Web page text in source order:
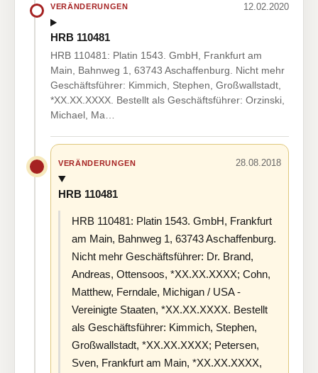
VERÄNDERUNGEN 12.02.2020
HRB 110481
HRB 110481: Platin 1543. GmbH, Frankfurt am
Main, Bahnweg 1, 63743 Aschaffenburg. Nicht mehr
Geschäftsführer: Kimmich, Stephen, Großwallstadt,
*XX.XX.XXXX. Bestellt als Geschäftsführer: Orzinski,
Michael, Ma…
VERÄNDERUNGEN 28.08.2018
HRB 110481
HRB 110481: Platin 1543. GmbH, Frankfurt
am Main, Bahnweg 1, 63743 Aschaffenburg.
Nicht mehr Geschäftsführer: Dr. Brand,
Andreas, Ottensoos, *XX.XX.XXXX; Cohn,
Matthew, Ferndale, Michigan / USA -
Vereinigte Staaten, *XX.XX.XXXX. Bestellt
als Geschäftsführer: Kimmich, Stephen,
Großwallstadt, *XX.XX.XXXX; Petersen,
Sven, Frankfurt am Main, *XX.XX.XXXX,